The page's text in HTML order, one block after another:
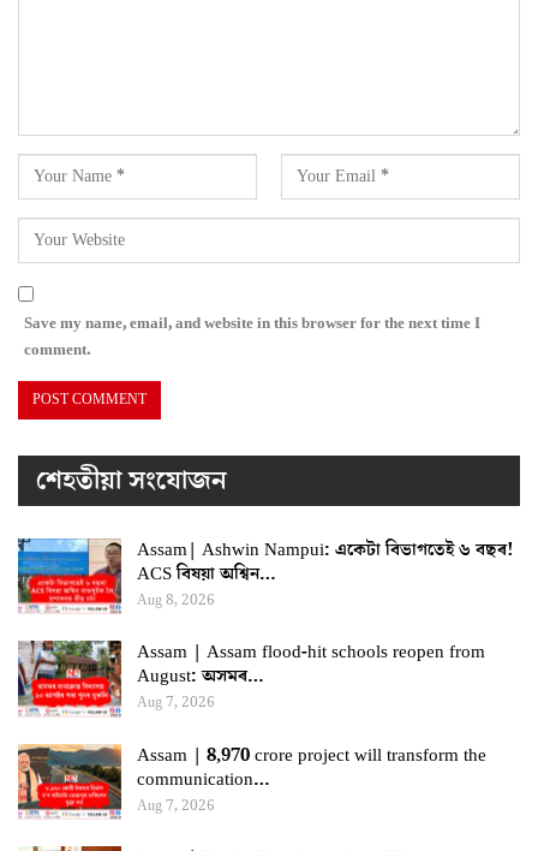
Save my name, email, and website in this browser for the next time I
comment.
শেহতীয়া সংযোজন
Assam| Ashwin Nampui: একেটা বিভাগতেই ৬ বছৰ!
ACS বিষয়া অশ্বিন…
Aug 8, 2026
Assam | Assam flood-hit schools reopen from
August: অসমৰ…
Aug 7, 2026
Assam | 8,970 crore project will transform the
communication…
Aug 7, 2026